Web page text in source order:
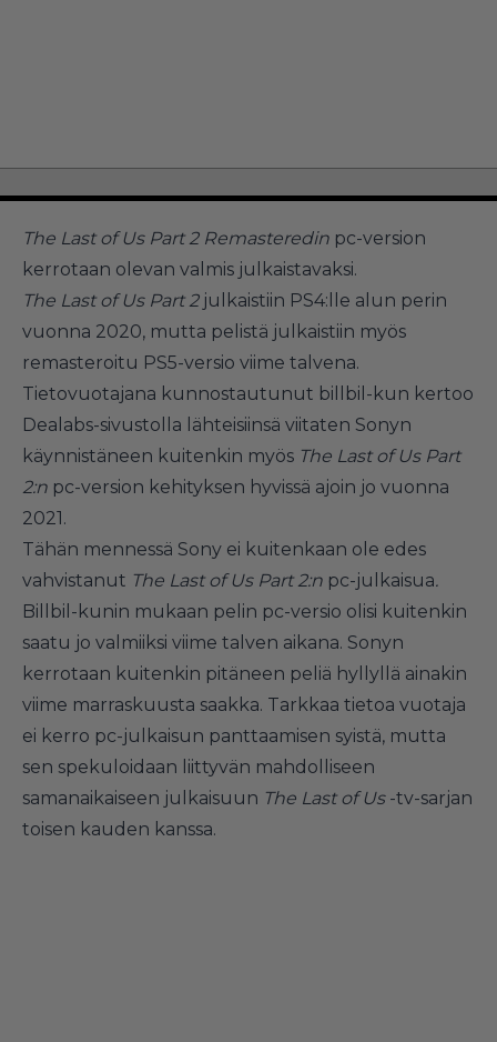
The Last of Us Part 2 Remasteredin pc-version
kerrotaan olevan valmis julkaistavaksi.
The Last of Us Part 2julkaistiin PS4:lle alun perin
vuonna 2020, mutta pelistä julkaistiin myös
remasteroitu PS5-versio viime talvena.
Tietovuotajana kunnostautunut billbil-kun kertoo
Dealabs-sivustolla lähteisiinsä viitaten Sonyn
käynnistäneen kuitenkin myös The Last of Us Part
2:n pc-version kehityksen hyvissä ajoin jo vuonna
2021.
Tähän mennessä Sony ei kuitenkaan ole edes
vahvistanut The Last of Us Part 2:n pc-julkaisua.
Billbil-kunin mukaan pelin pc-versio olisi kuitenkin
saatu jo valmiiksi viime talven aikana. Sonyn
kerrotaan kuitenkin pitäneen peliä hyllyllä ainakin
viime marraskuusta saakka. Tarkkaa tietoa vuotaja
ei kerro pc-julkaisun panttaamisen syistä, mutta
sen spekuloidaan liittyvän mahdolliseen
samanaikaiseen julkaisuun The Last of Us-tv-sarjan
toisen kauden kanssa.